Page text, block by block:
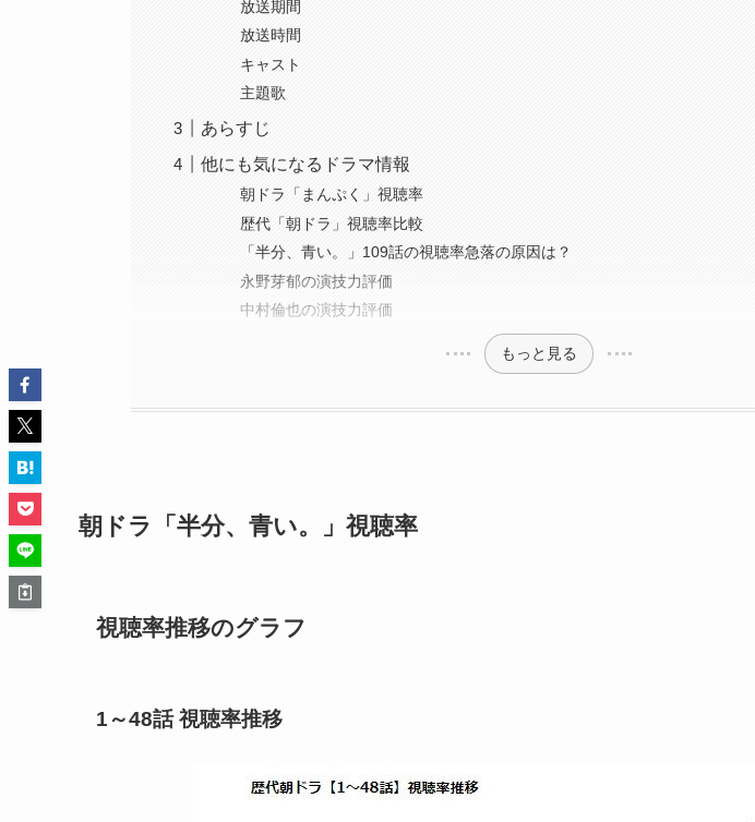
放送期間
放送時間
キャスト
主題歌
あらすじ
他にも気になるドラマ情報
朝ドラ「まんぷく」視聴率
歴代「朝ドラ」視聴率比較
「半分、青い。」109話の視聴率急落の原因は？
永野芽郁の演技力評価
中村倫也の演技力評価
もっと見る
朝ドラ「半分、青い。」視聴率
視聴率推移のグラフ
1～48話 視聴率推移